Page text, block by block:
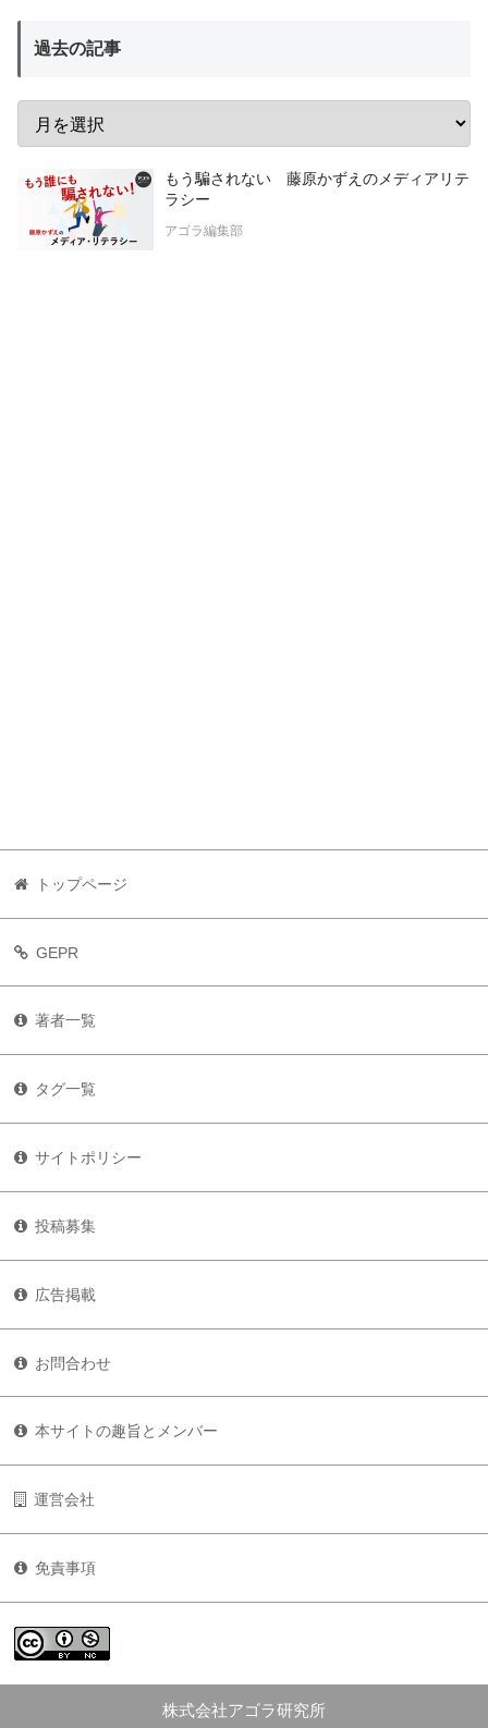
過去の記事
もう騙されない 藤原かずえのメディアリテ
ラシー
アゴラ編集部
トップページ
GEPR
著者一覧
タグ一覧
サイトポリシー
投稿募集
広告掲載
お問合わせ
本サイトの趣旨とメンバー
運営会社
免責事項
株式会社アゴラ研究所